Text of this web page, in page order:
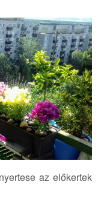
az előkertek